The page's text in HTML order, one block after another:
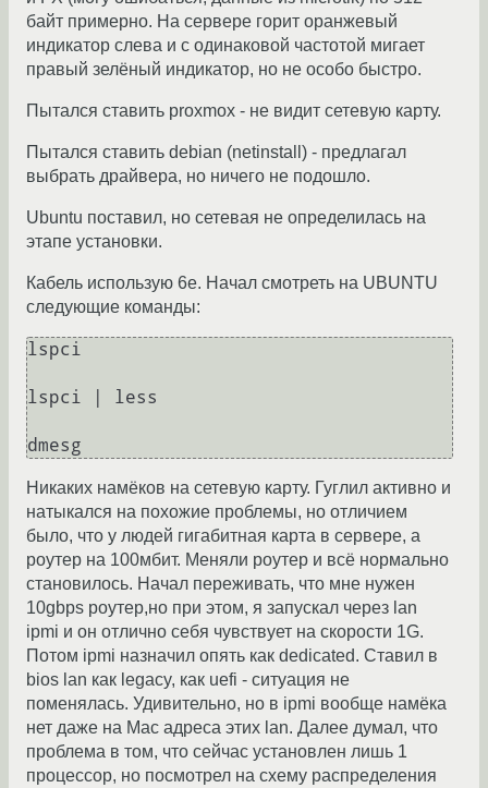
байт примерно. На сервере горит оранжевый
индикатор слева и с одинаковой частотой мигает
правый зелёный индикатор, но не особо быстро.
Пытался ставить proxmox - не видит сетевую карту.
Пытался ставить debian (netinstall) - предлагал
выбрать драйвера, но ничего не подошло.
Ubuntu поставил, но сетевая не определилась на
этапе установки.
Кабель использую 6e. Начал смотреть на UBUNTU
следующие команды:
lspci
lspci | less
Никаких намёков на сетевую карту. Гуглил активно и
натыкался на похожие проблемы, но отличием
было, что у людей гигабитная карта в сервере, а
роутер на 100мбит. Меняли роутер и всё нормально
становилось. Начал переживать, что мне нужен
10gbps роутер,но при этом, я запускал через lan
ipmi и он отлично себя чувствует на скорости 1G.
Потом ipmi назначил опять как dedicated. Ставил в
bios lan как legacy, как uefi - ситуация не
поменялась. Удивительно, но в ipmi вообще намёка
нет даже на Mac адреса этих lan. Далее думал, что
проблема в том, что сейчас установлен лишь 1
процессор, но посмотрел на схему распределения